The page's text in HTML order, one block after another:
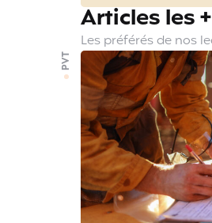
Articles les
Les préférés de nos
PVT